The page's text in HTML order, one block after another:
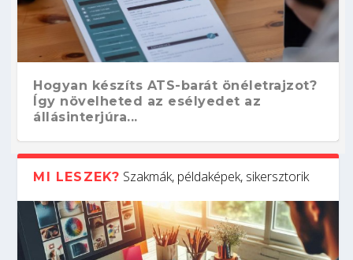
Hogyan készíts ATS-barát önéletrajzot?
Így növelheted az esélyedet az
állásinterjúra...
MI LESZEK? Szakmák, példaképek, sikersztorik